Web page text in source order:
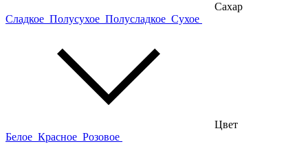
Сахар
Сладкое Полусухое Полусладкое Сухое
Цвет
Белое Красное Розовое